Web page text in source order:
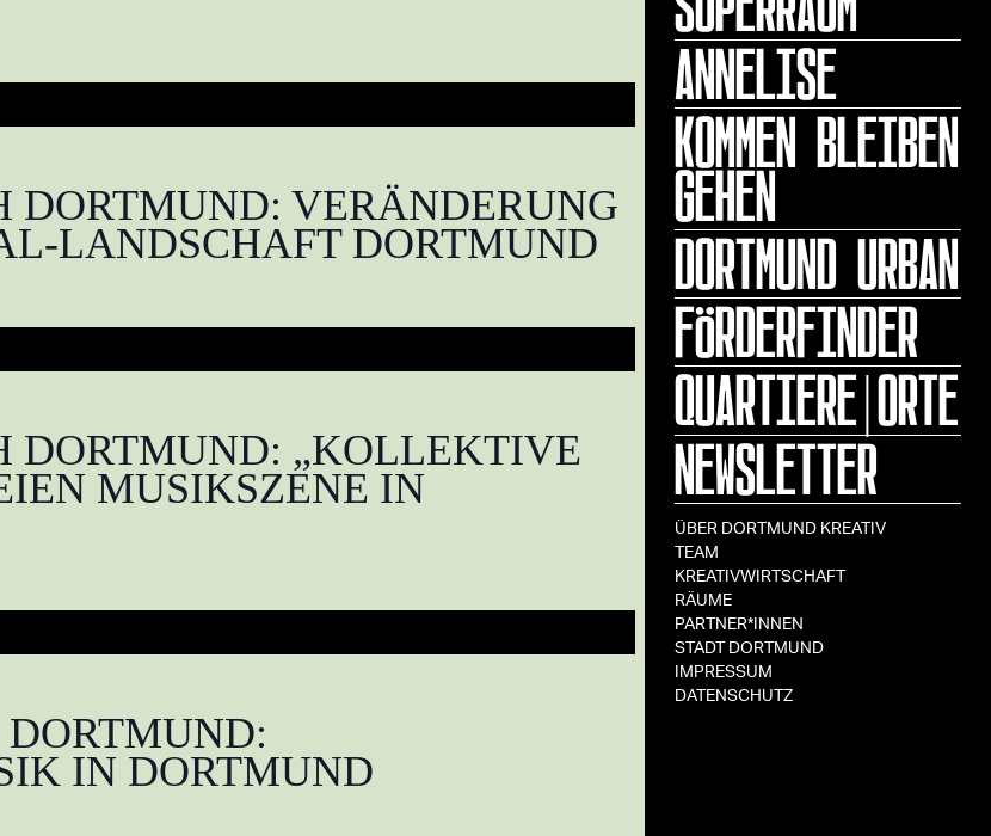
ANNELISE
KOMMEN BLEIBEN
GEHEN
DORTMUND URBAN
FÖRDERFINDER
QUARTIERE|ORTE
NEWSLETTER
ÜBER DORTMUND KREATIV
TEAM
KREATIVWIRTSCHAFT
RÄUME
PARTNER*INNEN
STADT DORTMUND
IMPRESSUM
DATENSCHUTZ
DORTMUND: VERÄNDERUNG
LANDSCHAFT DORTMUND
DORTMUND: „KOLLEKTIVE
MUSIKSZENE IN
IN DORTMUND